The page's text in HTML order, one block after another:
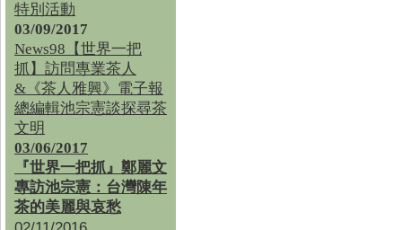
特別活動
03/09/2017
News98【世界一把
抓】訪問專業茶人
&《茶人雅興》電子報
總編輯池宗憲談探尋茶
文明
03/06/2017
『世界一把抓』鄭麗文
專訪池宗憲：台灣陳年
茶的美麗與哀愁